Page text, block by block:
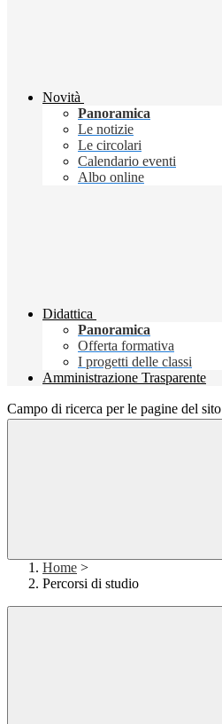
Novità
Panoramica
Le notizie
Le circolari
Calendario eventi
Albo online
Didattica
Panoramica
Offerta formativa
I progetti delle classi
Amministrazione Trasparente
Campo di ricerca per le pagine del sito
Home >
Percorsi di studio